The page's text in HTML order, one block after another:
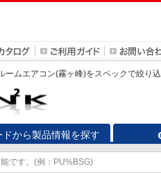
ームエアコン(霧ヶ峰)をスペックで絞り
ドから製品情報を探す